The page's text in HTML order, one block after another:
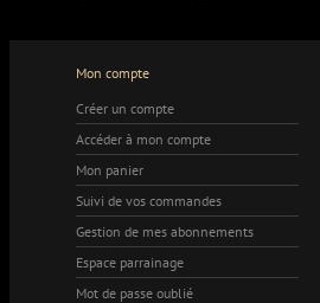
Mon compte
Créer un compte
Accéder à mon compte
Mon panier
Suivi de vos commandes
Gestion de mes abonnements
Espace parrainage
Mot de passe oublié